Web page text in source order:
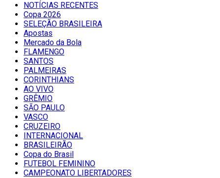
NOTÍCIAS RECENTES
Copa 2026
SELEÇÃO BRASILEIRA
Apostas
Mercado da Bola
FLAMENGO
SANTOS
PALMEIRAS
CORINTHIANS
AO VIVO
GRÊMIO
SĀO PAULO
VASCO
CRUZEIRO
INTERNACIONAL
BRASILEIRÃO
Copa do Brasil
FUTEBOL FEMININO
CAMPEONATO LIBERTADORES